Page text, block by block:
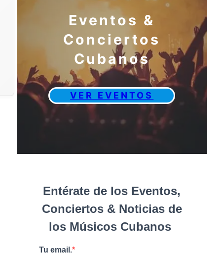
Eventos &
Conciertos
Cubanos
VER EVENTOS
Entérate de los Eventos,
Conciertos & Noticias de
los Músicos Cubanos
Tu email.